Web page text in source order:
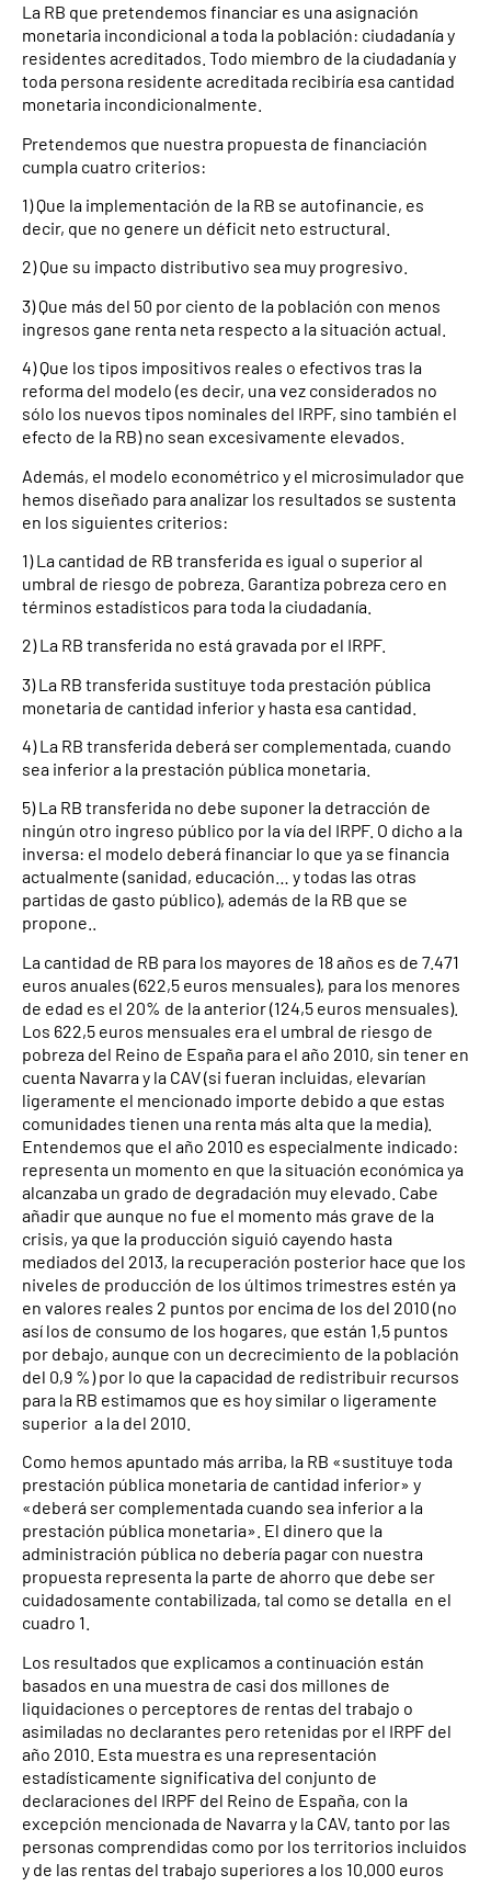
La RB que pretendemos financiar es una asignación
monetaria incondicional a toda la población: ciudadanía y
residentes acreditados. Todo miembro de la ciudadanía y
toda persona residente acreditada recibiría esa cantidad
monetaria incondicionalmente.
Pretendemos que nuestra propuesta de financiación
cumpla cuatro criterios:
1) Que la implementación de la RB se autofinancie, es
decir, que no genere un déficit neto estructural.
2) Que su impacto distributivo sea muy progresivo.
3) Que más del 50 por ciento de la población con menos
ingresos gane renta neta respecto a la situación actual.
4) Que los tipos impositivos reales o efectivos tras la
reforma del modelo (es decir, una vez considerados no
sólo los nuevos tipos nominales del IRPF, sino también el
efecto de la RB) no sean excesivamente elevados.
Además, el modelo econométrico y el microsimulador que
hemos diseñado para analizar los resultados se sustenta
en los siguientes criterios:
1) La cantidad de RB transferida es igual o superior al
umbral de riesgo de pobreza. Garantiza pobreza cero en
términos estadísticos para toda la ciudadanía.
2) La RB transferida no está gravada por el IRPF.
3) La RB transferida sustituye toda prestación pública
monetaria de cantidad inferior y hasta esa cantidad.
4) La RB transferida deberá ser complementada, cuando
sea inferior a la prestación pública monetaria.
5) La RB transferida no debe suponer la detracción de
ningún otro ingreso público por la vía del IRPF. O dicho a la
inversa: el modelo deberá financiar lo que ya se financia
actualmente (sanidad, educación… y todas las otras
partidas de gasto público), además de la RB que se
propone..
La cantidad de RB para los mayores de 18 años es de 7.471
euros anuales (622,5 euros mensuales), para los menores
de edad es el 20% de la anterior (124,5 euros mensuales).
Los 622,5 euros mensuales era el umbral de riesgo de
pobreza del Reino de España para el año 2010, sin tener en
cuenta Navarra y la CAV (si fueran incluidas, elevarían
ligeramente el mencionado importe debido a que estas
comunidades tienen una renta más alta que la media).
Entendemos que el año 2010 es especialmente indicado:
representa un momento en que la situación económica ya
alcanzaba un grado de degradación muy elevado. Cabe
añadir que aunque no fue el momento más grave de la
crisis, ya que la producción siguió cayendo hasta
mediados del 2013, la recuperación posterior hace que los
niveles de producción de los últimos trimestres estén ya
en valores reales 2 puntos por encima de los del 2010 (no
así los de consumo de los hogares, que están 1,5 puntos
por debajo, aunque con un decrecimiento de la población
del 0,9 %) por lo que la capacidad de redistribuir recursos
para la RB estimamos que es hoy similar o ligeramente
superior a la del 2010.
Como hemos apuntado más arriba, la RB «sustituye toda
prestación pública monetaria de cantidad inferior» y
«deberá ser complementada cuando sea inferior a la
prestación pública monetaria». El dinero que la
administración pública no debería pagar con nuestra
propuesta representa la parte de ahorro que debe ser
cuidadosamente contabilizada, tal como se detalla en el
cuadro 1.
Los resultados que explicamos a continuación están
basados ​​en una muestra de casi dos millones de
liquidaciones o perceptores de rentas del trabajo o
asimiladas no declarantes pero retenidas por el IRPF del
año 2010. Esta muestra es una representación
estadísticamente significativa del conjunto de
declaraciones del IRPF del Reino de España, con la
excepción mencionada de Navarra y la CAV, tanto por las
personas comprendidas como por los territorios incluidos
y de las rentas del trabajo superiores a los 10.000 euros